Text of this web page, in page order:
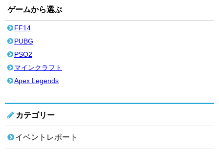
カテゴリー
イベントレポート
ゲームから選ぶ
FF14
PUBG
PSO2
マインクラフト
Apex Legends